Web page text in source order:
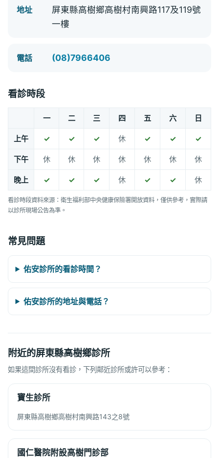
地址
屏東縣高樹鄉高樹村南興路117及119號
一樓
電話 (08)7966406
看診時段
一 二 三 四 五 六 日
上午 ✓ ✓ ✓ 休 ✓ ✓ ✓
下午 休 休 休 休 休 休 休
晚上 ✓ ✓ ✓ 休 ✓ ✓ 休
看診時段資料來源：衛生福利部中央健康保險署開放資料，僅供參考，實際請
以診所現場公告為準。
常見問題
佑安診所的看診時間？
佑安診所的地址與電話？
附近的屏東縣高樹鄉診所
如果這間診所沒有看診，下列鄰近診所或許可以參考：
寶生診所
屏東縣高樹鄉高樹村南興路143之8號
國仁醫院附設高樹門診部